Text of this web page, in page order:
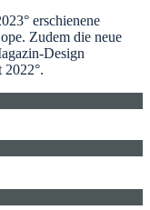
erschienene
Zudem die neue
Design